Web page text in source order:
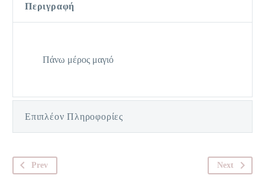
Περιγραφή
Πάνω μέρος μαγιό
Επιπλέον Πληροφορίες
Prev Next